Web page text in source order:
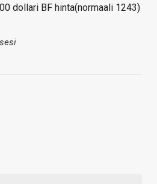
dollari BF hinta(normaali 1243)